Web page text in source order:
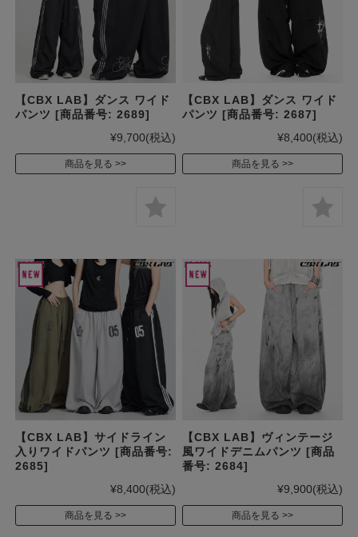
【CBX LAB】ダンス ワイド
パンツ [商品番号: 2689]
¥9,700(税込)
商品を見る
【CBX LAB】ダンス ワイド
パンツ [商品番号: 2687]
¥8,400(税込)
商品を見る
【CBX LAB】サイドライン
入りワイドパンツ [商品番号:
2685]
¥8,400(税込)
商品を見る
【CBX LAB】ヴィンテージ
風ワイドデニムパンツ [商品
番号: 2684]
¥9,900(税込)
商品を見る